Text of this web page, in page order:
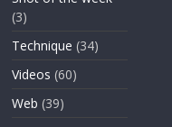
(3)
Technique (34)
Videos (60)
Web (39)